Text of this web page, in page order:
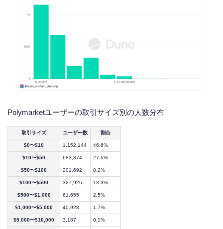
Polymarketユーザーの取引サイズ別の人数分布
取引サイズ ユーザー数 割合
$0〜$10 1,152,144 46.6%
$10〜$50 683,374 27.6%
$50〜$100 201,692 8.2%
$100〜$500 327,926 13.3%
$500〜$1,000 61,655 2.5%
$1,000〜$5,000 40,928 1.7%
$5,000〜$10,000 3,187 0.1%